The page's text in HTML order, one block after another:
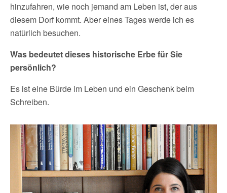
hinzufahren, wie noch jemand am Leben ist, der aus
diesem Dorf kommt. Aber eines Tages werde ich es
natürlich besuchen.
Was bedeutet dieses historische Erbe für Sie
persönlich?
Es ist eine Bürde im Leben und ein Geschenk beim
Schreiben.